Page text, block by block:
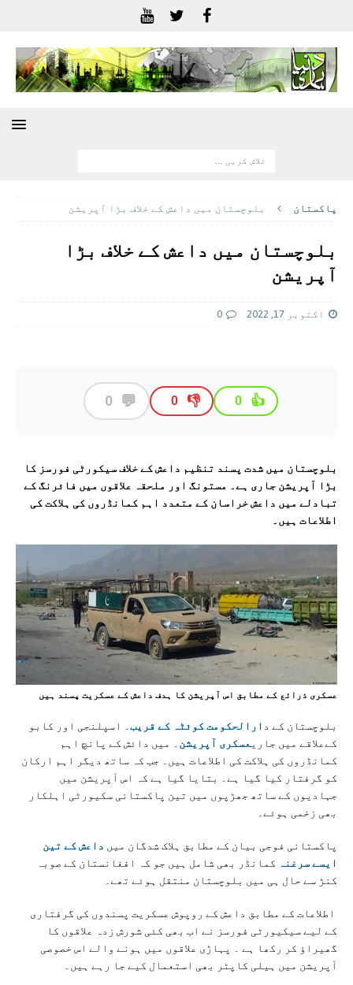
پاکستان بلوچستان میں داعش کے خلاف بڑا آپریشن
بلوچستان میں داعش کے خلاف بڑا
آپریشن
اکتوبر 17, 2022 0
👍
0
👎
0
💬
0
بلوچستان میں شدت پسند تنظیم داعش کے خلاف سیکورٹی فورسز کا
بڑا آپریشن جاری ہے۔ مستونگ اور ملحقہ علاقوں میں فائرنگ کے
تبادلے میں داعش خراسان کے متعدد اہم کمانڈروں کی ہلاکت کی
اطلاعات ہیں۔
عسکری ذرائع کے مطابق اس آپریشن کا ہدف داعش کے عسکریت پسند ہیں
بلوچستان کے د ارالحکومت کوئٹہ کے قریب۔ اسپلنجی اور کابو
کےعلاقے میں جاریعسکری آپریشن۔ میں دائش کے پانچ اہم
کمانڈروں کی ہلاکت کی اطلاعات ہیں۔ جب کہ ساتھ دیگر اہم ارکان
کو گرفتار کیا گیا ہے۔ بتایا گیا ہے کہ اس آپریشن میں
جہادیوں کے ساتھ جھڑپوں میں تین پاکستانی سکیورٹی اہلکار
بھی زخمی ہوئے۔
پاکستانی فوجی بیان کے مطابق ہلاک شدگان میں داعش کے تین
ایسے سرغنہ کمانڈر بھی شامل ہیں جو کہ افغانستان کے صوبہ
کنڑ سے حال ہی میں بلوچستان منتقل ہوئے تھے۔
اطلاعات کے مطابق داعش کے روپوش عسکریت پسندوں کی گرفتاری
کے لیے سیکیورٹی فورسز نے اب بھی کئی شورش زدہ علاقوں کا
گھیراؤ کر رکھا ہے ۔ پہاڑی علاقوں میں ہونے والے اس خصوصی
آپریشن میں ہیلی کاپٹر بھی استعمال کیے جا رہے ہیں۔